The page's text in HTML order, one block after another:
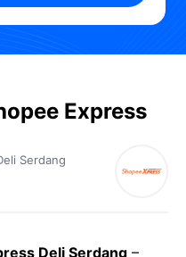
Express
Serdang
Deli Serdang –